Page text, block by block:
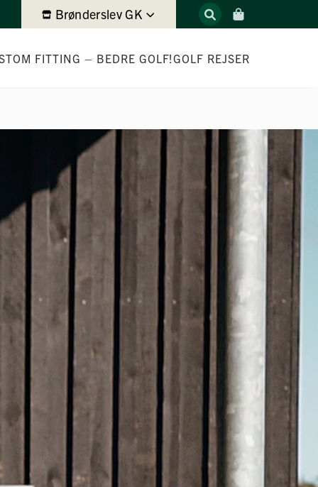
Brønderslev GK
FITTING – BEDRE GOLF!GOLF REJSER